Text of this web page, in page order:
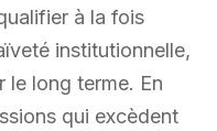
à la fois
institutionnelle,
le long terme. En
qui excèdent